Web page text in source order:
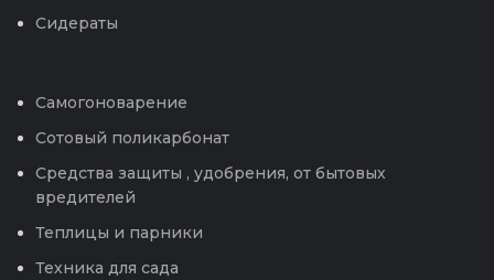
Сидераты
Самогоноварение
Сотовый поликарбонат
Средства защиты , удобрения, от бытовых
вредителей
Теплицы и парники
Техника для сада